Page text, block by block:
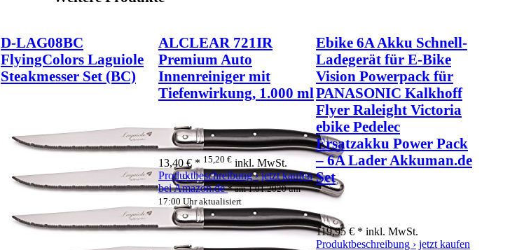
D-LAG08BC
FlyingColors Laguiole
Steakmesser Set (BC)
ALCLEAR 721IR
Premium Auto
Innenreiniger mit
Tiefenwirkung, 1.000 ml
13,40 € * 15,20 € inkl. MwSt.
Produktbeschreibung › jetzt kaufen
bei Amazon.de* am 1.01.2020 um
17:00 Uhr aktualisiert
Ebike 6A Akku Schnell-
Ladegerät für E-Bike
Vision Powerpack für
PANASONIC Kalkhoff
Flyer Raleight Victoria
ebike Pedelec
Ersatzakku Power Pack
– 6A Lader Akkuman.de
Set
119,95 € * inkl. MwSt.
Produktbeschreibung › jetzt kaufen